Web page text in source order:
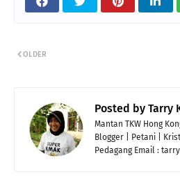
OLDER
Posted by Tarry
Mantan TKW Hong
Blogger | Petani |
Pedagang Email :